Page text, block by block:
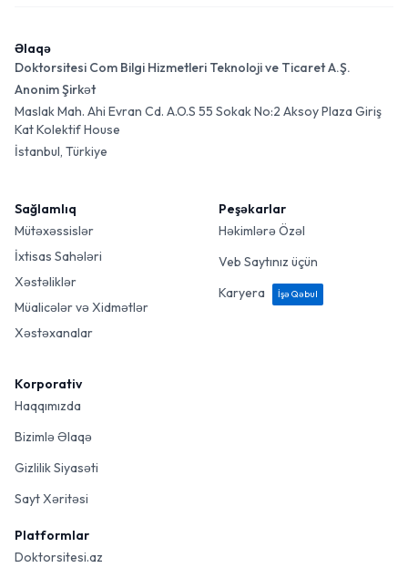
Əlaqə
Doktorsitesi Com Bilgi Hizmetleri Teknoloji ve Ticaret A.Ş.
Anonim Şirkət
Maslak Mah. Ahi Evran Cd. A.O.S 55 Sokak No:2 Aksoy Plaza Giriş
Kat Kolektif House
İstanbul, Türkiye
Sağlamlıq
Mütəxəssislər
İxtisas Sahələri
Xəstəliklər
Müalicələr və Xidmətlər
Xəstəxanalar
Peşəkarlar
Həkimlərə Özəl
Veb Saytınız üçün
Karyera
İşə Qəbul
Korporativ
Haqqımızda
Bizimlə Əlaqə
Gizlilik Siyasəti
Sayt Xəritəsi
Platformlar
Doktorsitesi.az